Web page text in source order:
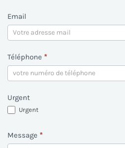
Email
Téléphone *
Urgent
Urgent
Message *